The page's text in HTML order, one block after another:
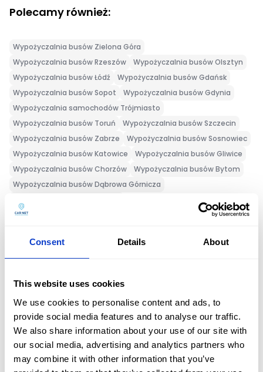
Consent Details About
This website uses cookies
We use cookies to personalise content and ads, to
provide social media features and to analyse our traffic.
We also share information about your use of our site with
our social media, advertising and analytics partners who
may combine it with other information that you’ve
Polecamy również:
Wypożyczalnia busów Zielona Góra
Wypożyczalnia busów Rzeszów
Wypożyczalnia busów Olsztyn
Wypożyczalnia busów Łódź
Wypożyczalnia busów Gdańsk
Wypożyczalnia busów Sopot
Wypożyczalnia busów Gdynia
Wypożyczalnia samochodów Trójmiasto
Wypożyczalnia busów Toruń
Wypożyczalnia busów Szczecin
Wypożyczalnia busów Zabrze
Wypożyczalnia busów Sosnowiec
Wypożyczalnia busów Katowice
Wypożyczalnia busów Gliwice
Wypożyczalnia busów Chorzów
Wypożyczalnia busów Bytom
Wypożyczalnia busów Dąbrowa Górnicza
Wypożyczalnia busów Ostrowiec Świetokrzyski
Wypożyczalnia busów Koszalin
Wypożyczalnia busów Kielce
Wypożyczalnia busów Kalisz
Wypożyczalnia busów Busko-zdrój